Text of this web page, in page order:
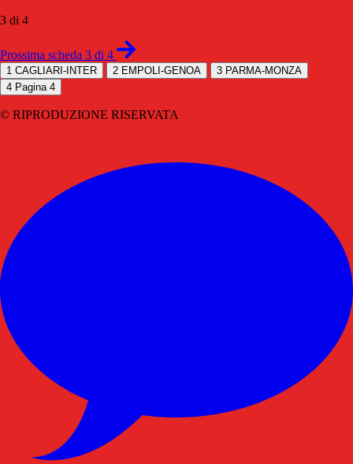
3 di 4
Prossima scheda 3 di 4
1 CAGLIARI-INTER 2 EMPOLI-GENOA 3 PARMA-MONZA
4 Pagina 4
© RIPRODUZIONE RISERVATA